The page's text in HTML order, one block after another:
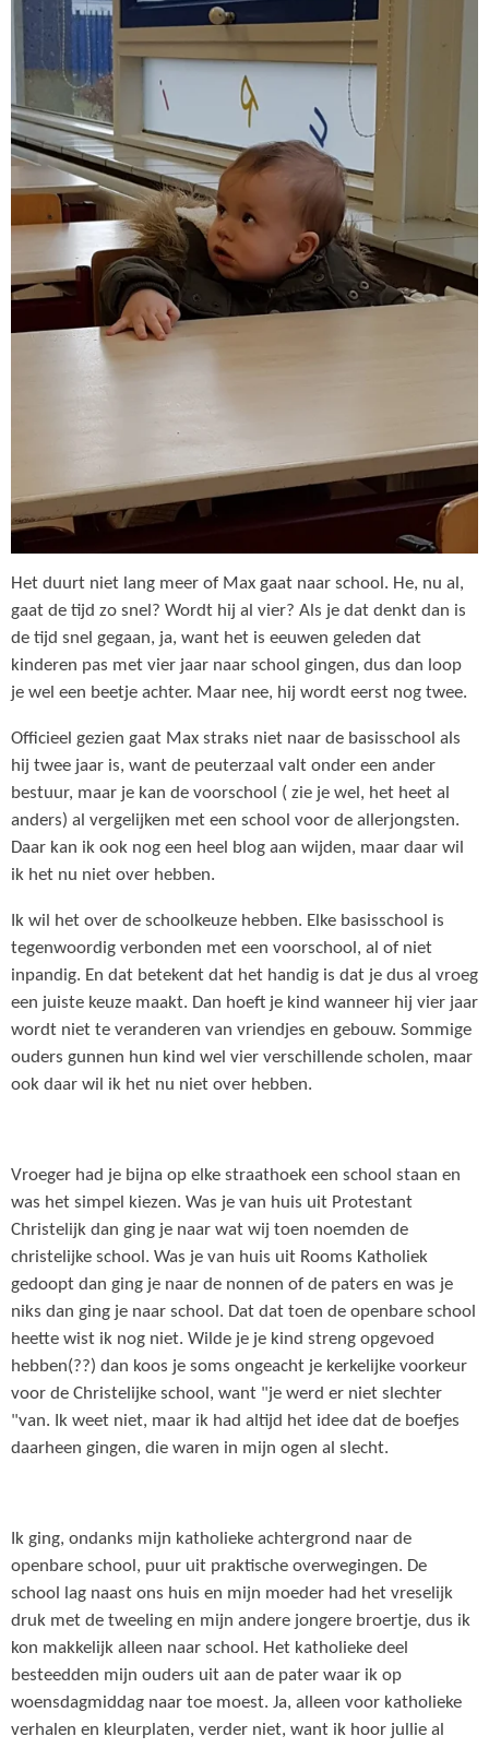
Het duurt niet lang meer of Max gaat naar school. He, nu al,
gaat de tijd zo snel? Wordt hij al vier? Als je dat denkt dan is
de tijd snel gegaan, ja, want het is eeuwen geleden dat
kinderen pas met vier jaar naar school gingen, dus dan loop
je wel een beetje achter. Maar nee, hij wordt eerst nog twee.
Officieel gezien gaat Max straks niet naar de basisschool als
hij twee jaar is, want de peuterzaal valt onder een ander
bestuur, maar je kan de voorschool ( zie je wel, het heet al
anders) al vergelijken met een school voor de allerjongsten.
Daar kan ik ook nog een heel blog aan wijden, maar daar wil
ik het nu niet over hebben.
Ik wil het over de schoolkeuze hebben. Elke basisschool is
tegenwoordig verbonden met een voorschool, al of niet
inpandig. En dat betekent dat het handig is dat je dus al vroeg
een juiste keuze maakt. Dan hoeft je kind wanneer hij vier jaar
wordt niet te veranderen van vriendjes en gebouw. Sommige
ouders gunnen hun kind wel vier verschillende scholen, maar
ook daar wil ik het nu niet over hebben.
Vroeger had je bijna op elke straathoek een school staan en
was het simpel kiezen. Was je van huis uit Protestant
Christelijk dan ging je naar wat wij toen noemden de
christelijke school. Was je van huis uit Rooms Katholiek
gedoopt dan ging je naar de nonnen of de paters en was je
niks dan ging je naar school. Dat dat toen de openbare school
heette wist ik nog niet. Wilde je je kind streng opgevoed
hebben(??) dan koos je soms ongeacht je kerkelijke voorkeur
voor de Christelijke school, want "je werd er niet slechter
"van. Ik weet niet, maar ik had altijd het idee dat de boefjes
daarheen gingen, die waren in mijn ogen al slecht.
Ik ging, ondanks mijn katholieke achtergrond naar de
openbare school, puur uit praktische overwegingen. De
school lag naast ons huis en mijn moeder had het vreselijk
druk met de tweeling en mijn andere jongere broertje, dus ik
kon makkelijk alleen naar school. Het katholieke deel
besteedden mijn ouders uit aan de pater waar ik op
woensdagmiddag naar toe moest. Ja, alleen voor katholieke
verhalen en kleurplaten, verder niet, want ik hoor jullie al